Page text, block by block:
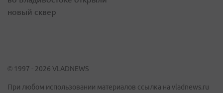
новый сквер
© 1997 - 2026 VLADNEWS
При любом использовании материалов ссылка на vladnews.ru